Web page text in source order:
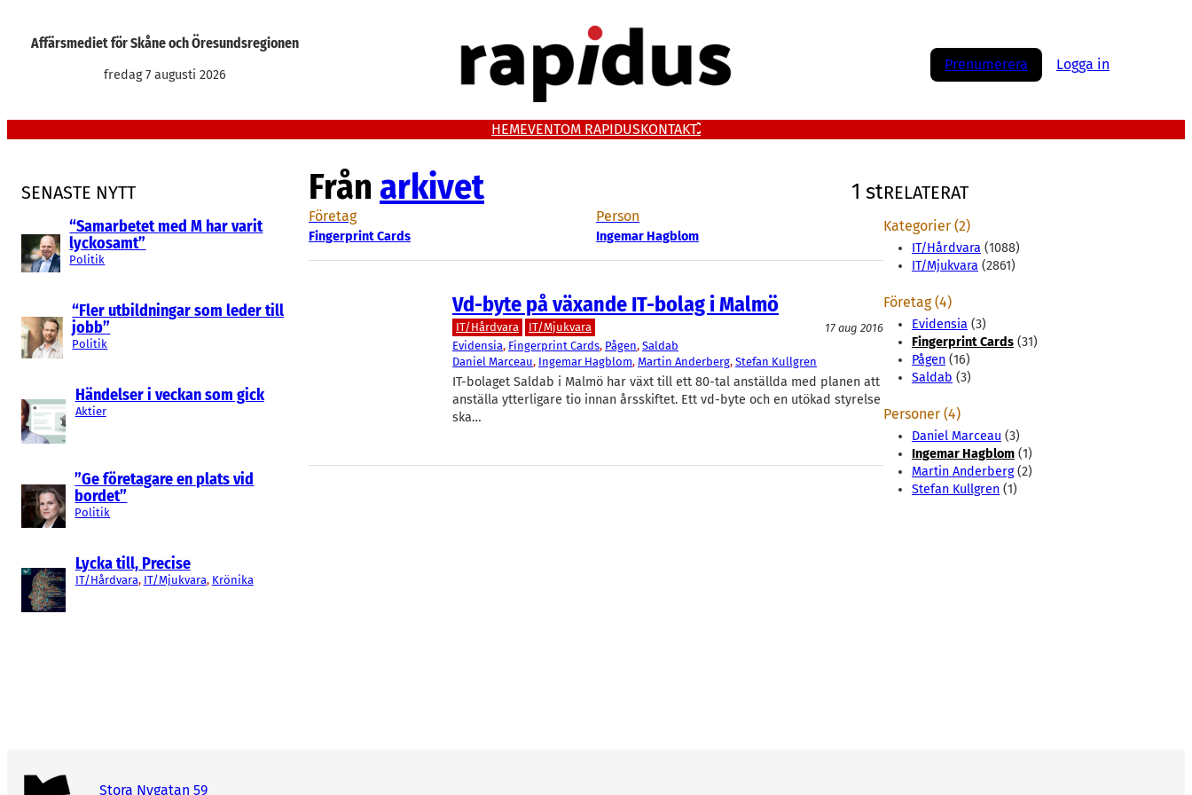
Affärsmediet för Skåne och Öresundsregionen
fredag 7 augusti 2026
Prenumerera Logga in
HEMEVENTOM RAPIDUSKONTAKT
SENASTE NYTT
“Samarbetet med M har varit
lyckosamt”
Politik
“Fler utbildningar som leder till
jobb”
Politik
Händelser i veckan som gick
Aktier
”Ge företagare en plats vid
bordet”
Politik
Lycka till, Precise
IT/Hårdvara, IT/Mjukvara, Krönika
Från arkivet 1 st
Företag
Fingerprint Cards
Person
Ingemar Hagblom
Vd-byte på växande IT-bolag i Malmö
IT/Hårdvara IT/Mjukvara
17 aug 2016
Evidensia, Fingerprint Cards, Pågen, Saldab
Daniel Marceau, Ingemar Hagblom, Martin Anderberg, Stefan Kullgren
IT-bolaget Saldab i Malmö har växt till ett 80-tal anställda med planen att
anställa ytterligare tio innan årsskiftet. Ett vd-byte och en utökad styrelse
ska…
RELATERAT
Kategorier (2)
IT/Hårdvara (1088)
IT/Mjukvara (2861)
Företag (4)
Evidensia (3)
Fingerprint Cards (31)
Pågen (16)
Saldab (3)
Personer (4)
Daniel Marceau (3)
Ingemar Hagblom (1)
Martin Anderberg(2)
Stefan Kullgren (1)
Stora Nygatan 59